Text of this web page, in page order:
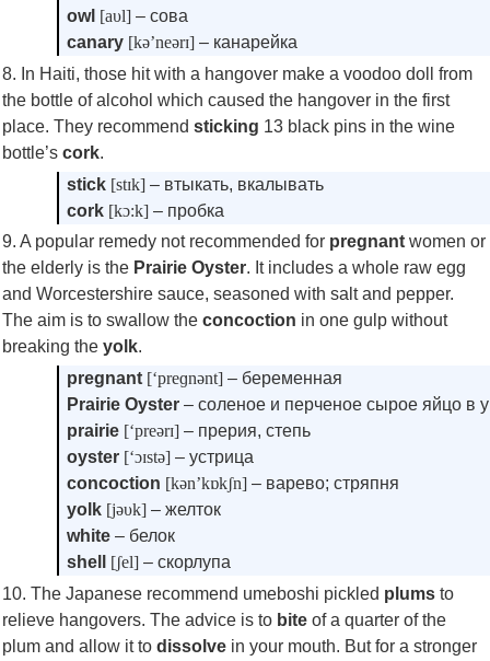
owl [aυl] – сова
canary [kə’neərɪ] – канарейка
8. In Haiti, those hit with a hangover make a voodoo doll from
the bottle of alcohol which caused the hangover in the first
place. They recommend sticking 13 black pins in the wine
bottle’s cork.
stick [stɪk] – втыкать, вкалывать
cork [kɔ:k] – пробка
9. A popular remedy not recommended for pregnant women or
the elderly is the Prairie Oyster. It includes a whole raw egg
and Worcestershire sauce, seasoned with salt and pepper.
The aim is to swallow the concoction in one gulp without
breaking the yolk.
pregnant [‘preɡnənt] – беременная
Prairie Oyster – соленое и перченое сырое яйцо в
prairie [‘preərɪ] – прерия, степь
oyster [‘ɔɪstə] – устрица
concoction [kən’kɒkʃn] – варево; стряпня
yolk [jəυk] – желток
white – белок
shell
[ʃel] – скорлупа
10. The Japanese recommend umeboshi pickled plums to
relieve hangovers. The advice is to bite of a quarter of the
plum and allow it to dissolve in your mouth. But for a stronger